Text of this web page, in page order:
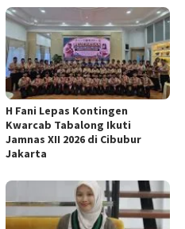
H Fani Lepas Kontingen
Kwarcab Tabalong Ikuti
Jamnas XII 2026 di Cibubur
Jakarta